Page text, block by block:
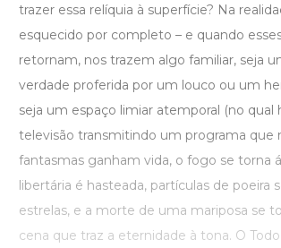
trazer essa relíquia à superfície? Na
esquecido por completo – e quando
retornam, nos trazem algo familiar, seja
verdade proferida por um louco ou um
seja um espaço limiar atemporal (no qual
televisão transmitindo um programa que
fantasmas ganham vida, o fogo se torna
libertária é hasteada, partículas de poeira
estrelas, e a morte de uma mariposa se
cena que traz a eternidade à tona. O